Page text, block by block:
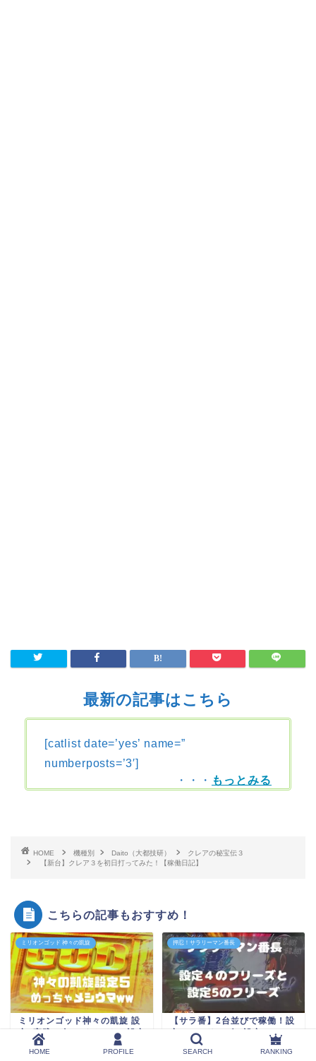
最新の記事はこちら
[catlist date=’yes’ name=”
numberposts=’3′]
・・・ もっとみる
HOME 機種別 Daito（大都技研）
クレアの秘宝伝３
【新台】クレア３を初日打ってみた！【稼働日記】
こちらの記事もおすすめ！
ミリオンゴッド 神々の凱旋
ミリオンゴッド神々の凱旋 設
定5実践！全56イベントで設定
5をツモった結果
2019年2月4日
押忍！サラリーマン番長
【サラ番】2台並びで稼働！設
定４のフリーズと設定５のフ
リーズの結果ｗｗ
2019年7月27日
HOME PROFILE SEARCH RANKING